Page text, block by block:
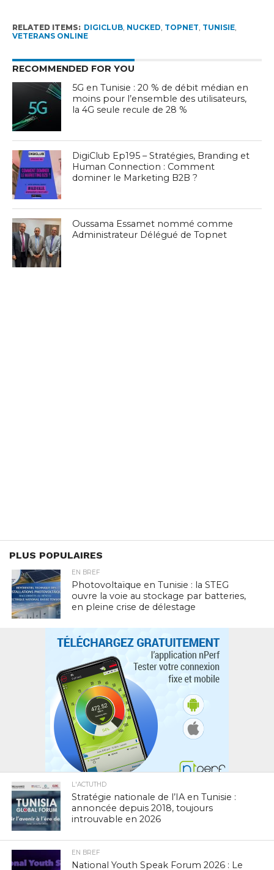
RELATED ITEMS: DIGICLUB, NUCKED TOPNET TUNISIE,
VETERANS ONLINE
RECOMMENDED FOR YOU
5G en Tunisie : 20 % de débit médian en
moins pour l’ensemble des utilisateurs,
la 4G seule recule de 28 %
DigiClub Ep195 – Stratégies, Branding et
Human Connection : Comment
dominer le Marketing B2B ?
Oussama Essamet nommé comme
Administrateur Délégué de Topnet
PLUS POPULAIRES
EN BREF
Photovoltaïque en Tunisie : la STEG
ouvre la voie au stockage par batteries,
en pleine crise de délestage
L'ACTUTHD
Stratégie nationale de l’IA en Tunisie :
annoncée depuis 2018, toujours
introuvable en 2026
EN BREF
National Youth Speak Forum 2026 : Le